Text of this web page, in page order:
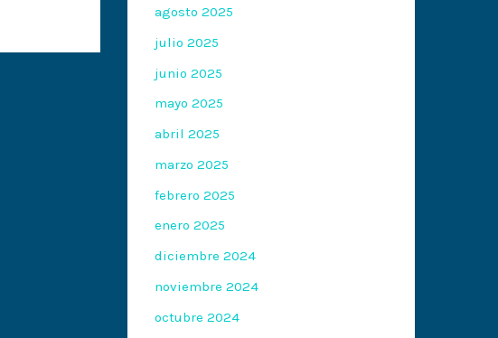
agosto 2025
julio 2025
junio 2025
mayo 2025
abril 2025
marzo 2025
febrero 2025
enero 2025
diciembre 2024
noviembre 2024
octubre 2024